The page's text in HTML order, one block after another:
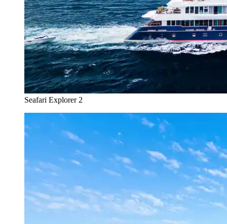
Seafari Explorer 2